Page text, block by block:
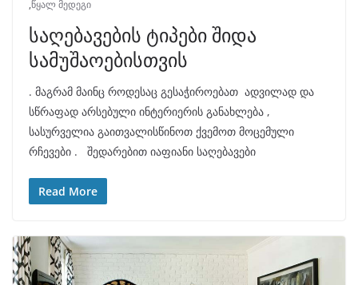
,წყალ მედეგი
საღებავების ტიპები შიდა
სამუშაოებისთვის
. მაგრამ მაინც როდესაც გესაჭიროებათ ადვილად და
სწრაფად არსებული ინტერიერის განახლება ,
სასურველია გაითვალისწინოთ ქვემოთ მოცემული
რჩევები . შედარებით იაფიანი საღებავები
Read More